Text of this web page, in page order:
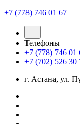
+7 (778) 746 01 67
Телефоны
+7 (778) 746 01
+7 (702) 526 30
г. Астана, ул.